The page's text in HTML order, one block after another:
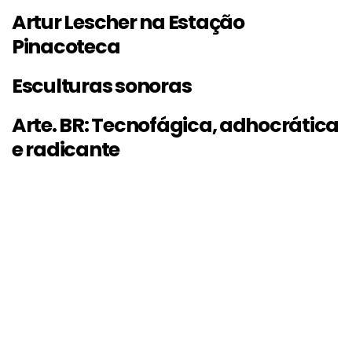
Artur Lescher na Estação
Pinacoteca
Esculturas sonoras
Arte. BR: Tecnofágica, adhocrática
e radicante